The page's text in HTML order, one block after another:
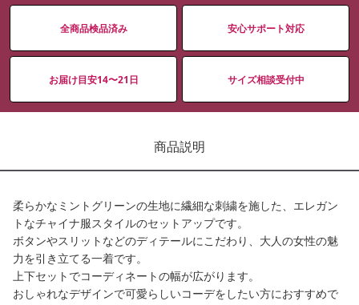
全商品検品済み 安心サポート対応
お届け目安14〜21日 サイズ相談受付中
商品説明
柔らかなミントグリーンの生地に繊細な刺繍を施した、エレガン
トなチャイナ服スタイルのセットアップです。
ボタンやスリットなどのディテールにこだわり、大人の女性の魅
力を引き立てる一着です。
上下セットでコーディネートの幅が広がります。
おしゃれなデザインで可愛らしいコーデをしたい方におすすめで